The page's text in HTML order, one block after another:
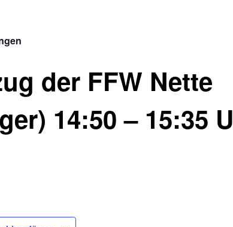
der FFW Nette
14:50 – 15:35